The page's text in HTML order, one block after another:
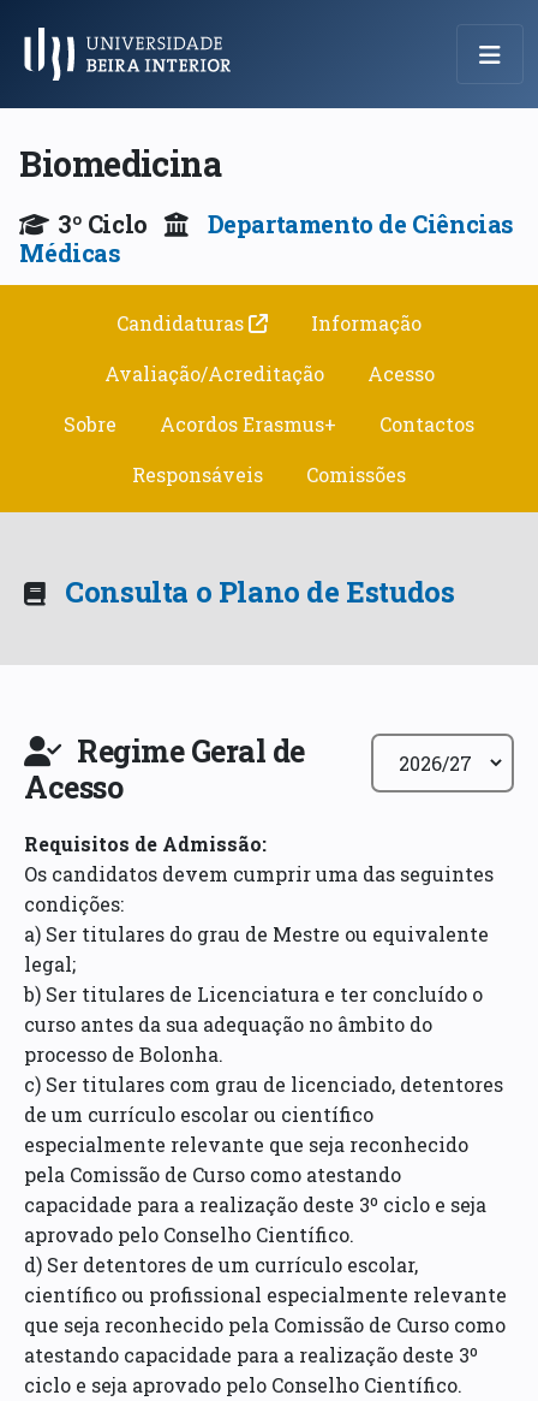
Menu Principal
Biomedicina
3º Ciclo
Departamento de Ciências
Médicas
Candidaturas
Informação
Avaliação/Acreditação
Acesso
Sobre
Acordos Erasmus+
Contactos
Responsáveis
Comissões
Consulta o Plano de Estudos
Regime Geral de
Acesso
Requisitos de Admissão:
Os candidatos devem cumprir uma das seguintes
condições:
a) Ser titulares do grau de Mestre ou equivalente
legal;
b) Ser titulares de Licenciatura e ter concluído o
curso antes da sua adequação no âmbito do
processo de Bolonha.
c) Ser titulares com grau de licenciado, detentores
de um currículo escolar ou científico
especialmente relevante que seja reconhecido
pela Comissão de Curso como atestando
capacidade para a realização deste 3º ciclo e seja
aprovado pelo Conselho Científico.
d) Ser detentores de um currículo escolar,
científico ou profissional especialmente relevante
que seja reconhecido pela Comissão de Curso como
atestando capacidade para a realização deste 3º
ciclo e seja aprovado pelo Conselho Científico.